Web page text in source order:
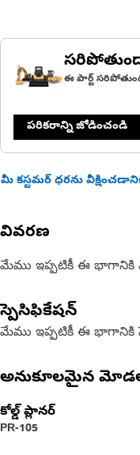
ఈ పార్ట్
పరికరాన్ని జోడించండి
మీ కస్టమర్ ధరను
వివరణ
మేము ఇప్పటికీ ఈ భాగానికి
స్పెసిఫికేషన్
మేము ఇప్పటికీ ఈ భాగానికి
అనుకూలమైన
కోల్డ్ ప్లానర్
PR-105